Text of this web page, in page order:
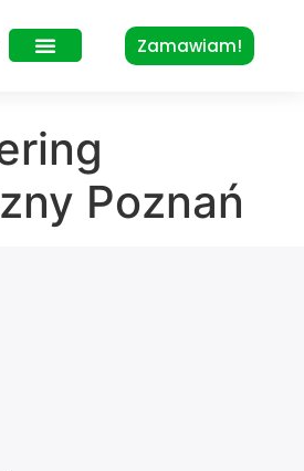
Zamawiam!
Poznań